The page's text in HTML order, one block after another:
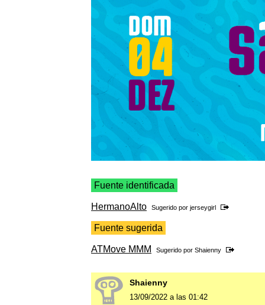
Fuente identificada
HermanoAlto Sugerido por jerseygirl
Fuente sugerida
ATMove MMM Sugerido por Shaienny
Shaienny
13/09/2022 a las 01:42